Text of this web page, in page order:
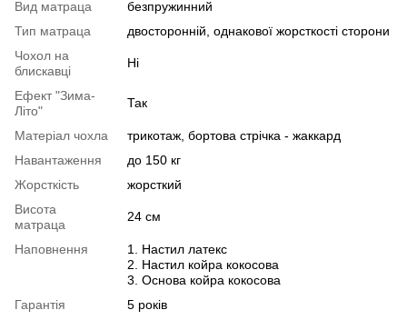
Вид матраца
безпружинний
Тип матраца
двосторонній, однакової жорсткості сторони
Чохол на
блискавці
Ні
Ефект "Зима-
Літо"
Так
Матеріал чохла
трикотаж, бортова стрічка - жаккард
Навантаження
до 150 кг
Жорсткість
жорсткий
Висота
матраца
24 см
Наповнення
1. Настил латекс
2. Настил койра кокосова
3. Основа койра кокосова
Гарантія
5 років